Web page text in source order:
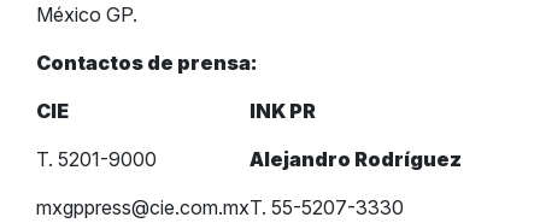
México GP.
Contactos de prensa:
CIE
T. 5201-9000
mxgppress@cie.com.mx
INK PR
Alejandro Rodríguez
T. 55-5207-3330